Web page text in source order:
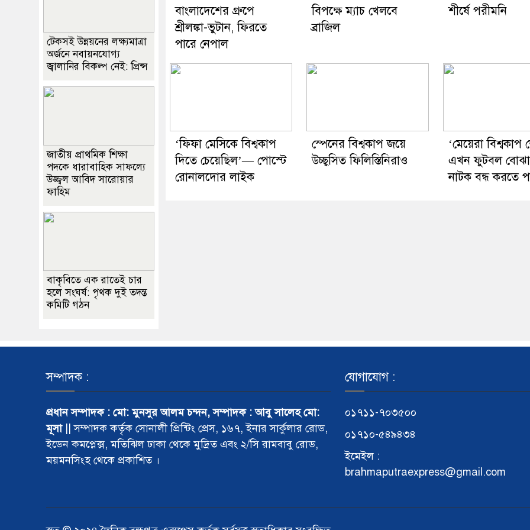
বাংলাদেশের গ্রুপে
শ্রীলঙ্কা-ভুটান, ফিরতে
পারে নেপাল
বিপক্ষে ম্যাচ খেলবে
ব্রাজিল
শীর্ষে পরীমনি
‘ফিফা মেসিকে বিশ্বকাপ
দিতে চেয়েছিল’— পোস্টে
রোনালদোর লাইক
স্পেনের বিশ্বকাপ জয়ে
উচ্ছ্বসিত ফিলিস্তিনিরাও
‘মেয়েরা বিশ্বকাপ
এখন ফুটবল
নাটক বন্ধ করতে
টেকসই উন্নয়নের লক্ষ্যমাত্রা
অর্জনে নবায়নযোগ্য
জ্বালানির বিকল্প নেই: প্রিন্স
জাতীয় প্রাথমিক শিক্ষা
পদকে ধারাবাহিক সাফল্যে
উজ্জ্বল আবিদ সারোয়ার
ফাহিম
বাকৃবিতে এক রাতেই চার
হলে সংঘর্ষ: পৃথক দুই তদন্ত
কমিটি গঠন
সম্পাদক :
প্রধান সম্পাদক : মো: মুনসুর আলম চন্দন, সম্পাদক : আবু সালেহ মো:
মূসা|| সম্পাদক কর্তৃক সোনালী প্রিন্টিং প্রেস, ১৬৭, ইনার সার্কুলার রোড,
ইডেন কমপ্লেক্স, মতিঝিল ঢাকা থেকে মুদ্রিত এবং ২/সি রামবাবু রোড,
ময়মনসিংহ থেকে প্রকাশিত ।
যোগাযোগ :
০১৭১১-৭০৩৫০০
০১৭১০-৫৪৯৪৩৪
ইমেইল :
brahmaputraexpress@gmail.com